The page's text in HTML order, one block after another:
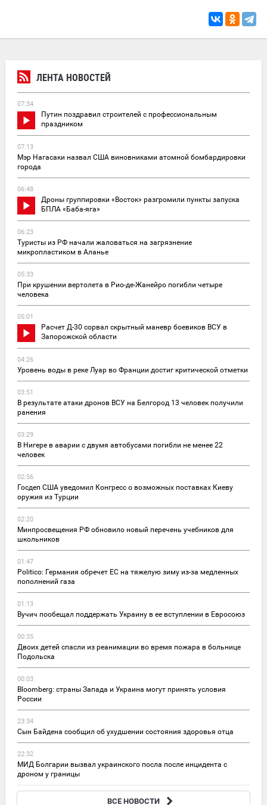
ЛЕНТА НОВОСТЕЙ
07:34
Путин поздравил строителей с профессиональным
праздником
07:13
Мэр Нагасаки назвал США виновниками атомной бомбардировки
города
06:48
Дроны группировки «Восток» разгромили пункты запуска
БПЛА «Баба-яга»
06:23
Туристы из РФ начали жаловаться на загрязнение
микропластиком в Аланье
05:33
При крушении вертолета в Рио-де-Жанейро погибли четыре
человека
05:01
Расчет Д-30 сорвал скрытный маневр боевиков ВСУ в
Запорожской области
04:26
Уровень воды в реке Луар во Франции достиг критической отметки
03:51
В результате атаки дронов ВСУ на Белгород 13 человек получили
ранения
03:29
В Нигере в аварии с двумя автобусами погибли не менее 22
человек
02:56
Госдеп США уведомил Конгресс о возможных поставках Киеву
оружия из Турции
02:20
Минпросвещения РФ обновило новый перечень учебников для
школьников
01:47
Politico: Германия обречет ЕС на тяжелую зиму из-за медленных
пополнений газа
01:13
Вучич пообещал поддержать Украину в ее вступлении в Евросоюз
00:35
Двоих детей спасли из реанимации во время пожара в больнице
Подольска
00:03
Bloomberg: страны Запада и Украина могут принять условия
России
23:34
Сын Байдена сообщил об ухудшении состояния здоровья отца
22:32
МИД Болгарии вызвал украинского посла после инцидента с
дроном у границы
ВСЕ НОВОСТИ